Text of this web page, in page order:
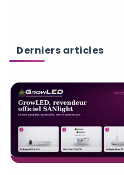
Derniers articles